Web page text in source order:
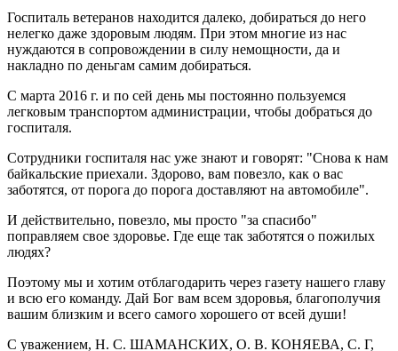
Госпиталь ветеранов находится далеко, добираться до него
нелегко даже здоровым людям. При этом многие из нас
нуждаются в сопровождении в силу немощности, да и
накладно по деньгам самим добираться.
С марта 2016 г. и по сей день мы постоянно пользуемся
легковым транспортом администрации, чтобы добраться до
госпиталя.
Сотрудники госпиталя нас уже знают и говорят: "Снова к нам
байкальские приехали. Здорово, вам повезло, как о вас
заботятся, от порога до порога доставляют на автомобиле".
И действительно, повезло, мы просто "за спасибо"
поправляем свое здоровье. Где еще так заботятся о пожилых
людях?
Поэтому мы и хотим отблагодарить через газету нашего главу
и всю его команду. Дай Бог вам всем здоровья, благополучия
вашим близким и всего самого хорошего от всей души!
С уважением, Н. С. ШАМАНСКИХ, О. В. КОНЯЕВА, С. Г,